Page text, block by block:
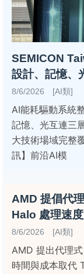
SEMICON
設計、記憶、
8/6/2026 [AI類]
AI能耗驅動系統
記憶、光互連三
大技術場域完整
訊】前沿AI模
AMD 提倡代
Halo 處理速
8/6/2026 [AI類]
AMD 提出代理
時間與成本取代